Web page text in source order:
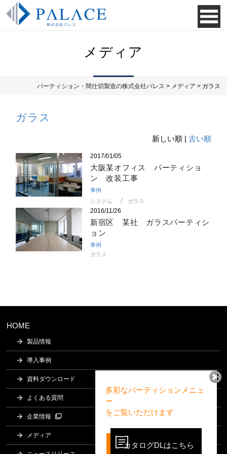
メディア
パーティション・間仕切製造の株式会社パレス > メディア > ガラス
ガラス
新しい順 | 古い順
2017/01/05
大阪某オフィス パーティショ
ン 改装工事
事例
システム
ガラス
2016/11/26
新宿区 某社 ガラスパーティシ
ョン
事例
ガラス
多彩なパーティションメニュ
ー
をご覧いただけます
カタログDLはこちら
HOME
製品情報
導入事例
資料ダウンロード
よくある質問
企業情報
メディア